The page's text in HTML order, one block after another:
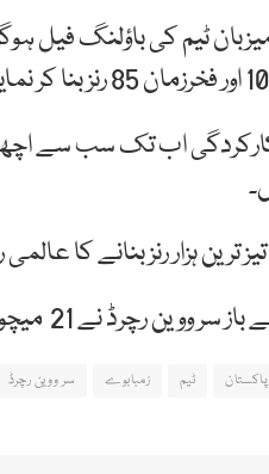
ٹیم کی باؤلنگ فیل
اب تک سب سے
رنز بنانے کا عالمی ریکارڈ بھی 34
میں تیز ترین ہزار رنز بنائے تھے۔
پاکستان ٹیم زمبابوے سر ووین رچرڈ